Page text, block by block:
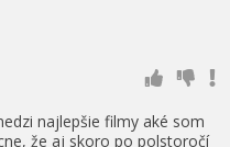
najlepšie filmy aké som
že aj skoro po polstoročí